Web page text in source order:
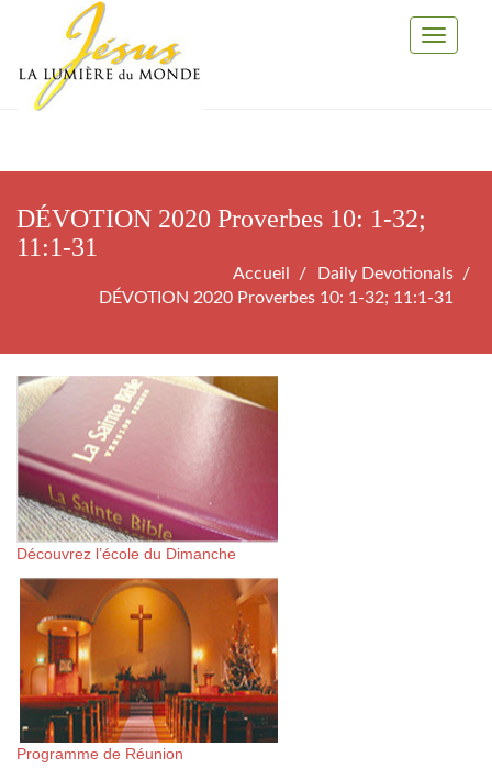
Toggle
DÉVOTION 2020 Proverbes 10: 1-32;
11:1-31
Accueil
Daily Devotionals
DÉVOTION 2020 Proverbes 10: 1-32; 11:1-31
Découvrez l’école du Dimanche
Programme de Réunion